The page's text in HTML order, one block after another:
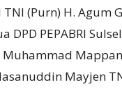
(Purn) H. Agum
DPD PEPABRI
Muhammad
Mayjen